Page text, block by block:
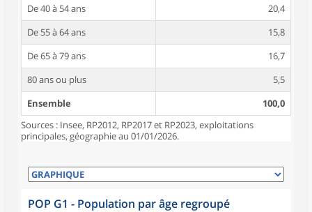
De 40 à 54 ans
20,4
De 55 à 64 ans
15,8
De 65 à 79 ans
16,7
80 ans ou plus
5,5
Ensemble
100,0
Sources : Insee, RP2012, RP2017 et RP2023, exploitations
principales, géographie au 01/01/2026.
POP G1 - Population par âge regroupé